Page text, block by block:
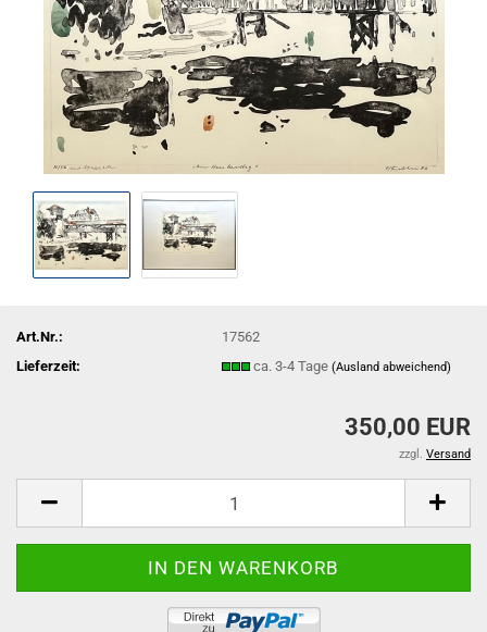
Art.Nr.:
17562
Lieferzeit:
ca. 3-4 Tage(Ausland abweichend)
350,00 EUR
zzgl. Versand